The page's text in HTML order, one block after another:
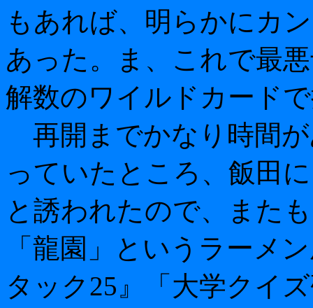
もあれば、明らかにカ
あった。ま、これで最
解数のワイルドカード
再開までかなり時間
っていたところ、飯田
と誘われたので、また
「龍園」というラーメ
タック25』「大学クイ